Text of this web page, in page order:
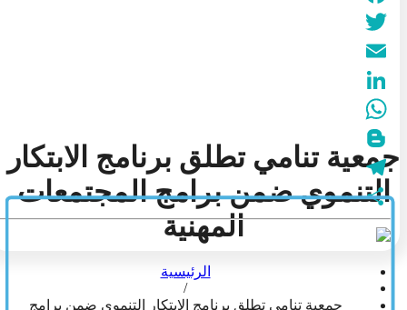
جمعية تنامي تطلق برنامج الابتكار
التنموي ضمن برامج المجتمعات
المهنية
الرئيسية
/
جمعية تنامي تطلق برنامج الابتكار التنموي ضمن برامج
Blogger
Telegram
نشر